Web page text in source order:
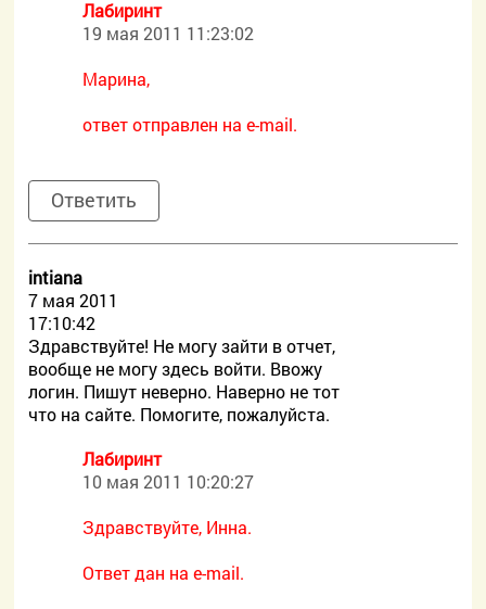
Лабиринт
19 мая 2011 11:23:02
Марина,
ответ отправлен на e-mail.
Ответить
intiana
7 мая 2011
17:10:42
Здравствуйте! Не могу зайти в отчет,
вообще не могу здесь войти. Ввожу
логин. Пишут неверно. Наверно не тот
что на сайте. Помогите, пожалуйста.
Лабиринт
10 мая 2011 10:20:27
Здравствуйте, Инна.
Ответ дан на e-mail.